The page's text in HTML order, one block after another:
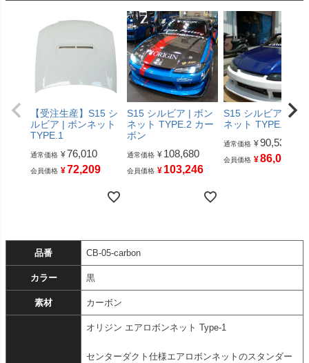
【受注生産】S15 シ
ルビア | ボンネット
TYPE.1
通常価格 ¥76,010
会員価格 ¥72,209
S15 シルビア | ボン
ネット TYPE.2 カー
ボン
通常価格 ¥ 108,680
会員価格 ¥ 103,246
S15 シルビア | ボン
ネット TYPE.2
通常価格 ¥90,530
会員価格 ¥86,003
品番 CB-05-carbon
カラー 黒
素材 カーボン
オリジン エアロボンネット Type-1
センターダクト仕様エアロボンネットのスタンダー